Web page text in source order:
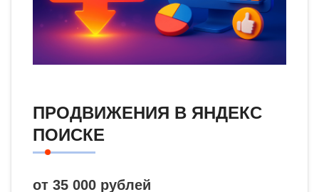
ПРОДВИЖЕНИЯ В ЯНДЕКС
ПОИСКЕ
от 35 000 рублей